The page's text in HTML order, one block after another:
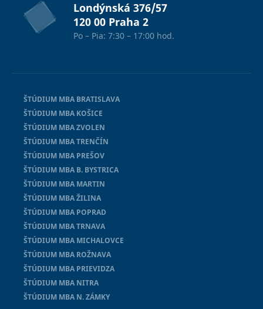
Londýnská 376/57
120 00 Praha 2
Po – Pia: 7:30 – 17:00 hod.
ŠTÚDIUM MBA BRATISLAVA
ŠTÚDIUM MBA KOŠICE
ŠTÚDIUM MBA ZVOLEN
ŠTÚDIUM MBA TRENČÍN
ŠTÚDIUM MBA PREŠOV
ŠTÚDIUM MBA B. BYSTRICA
ŠTÚDIUM MBA MARTIN
ŠTÚDIUM MBA ŽILINA
ŠTÚDIUM MBA POPRAD
ŠTÚDIUM MBA TRNAVA
ŠTÚDIUM MBA MICHALOVCE
ŠTÚDIUM MBA ROŽNAVA
ŠTÚDIUM MBA PRIEVIDZA
ŠTÚDIUM MBA NITRA
ŠTÚDIUM MBA N. ZÁMKY